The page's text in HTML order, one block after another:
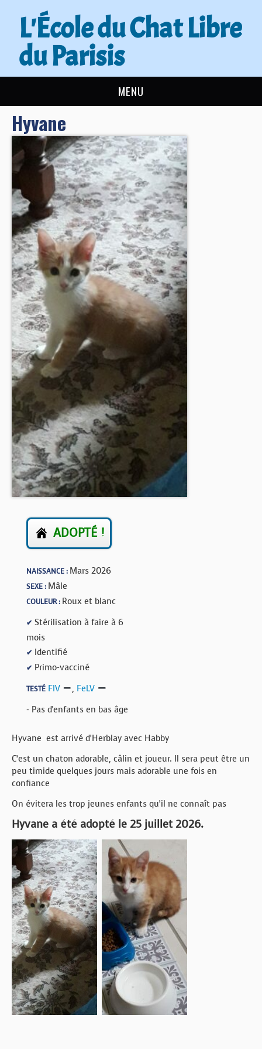
L'École du Chat Libre
du Parisis
MENU
L’ÉCOLE DU CHAT
ACTUALITÉS
NOUS AIDER
CONTACT
BOUTIQUE
FORUM
Hyvane
ADOPTÉ !
NAISSANCE : Mars 2026
SEXE : Mâle
COULEUR : Roux et blanc
✔ Stérilisation à faire à 6
mois
✔ Identifié
✔ Primo-vacciné
TESTÉ FIV , FeLV
- Pas d'enfants en bas âge
Hyvane est arrivé d’Herblay avec Habby
C’est un chaton adorable, câlin et joueur. Il sera peut être un
peu timide quelques jours mais adorable une fois en
confiance
On évitera les trop jeunes enfants qu’il ne connaît pas
Hyvane a été adopté le 25 juillet 2026.